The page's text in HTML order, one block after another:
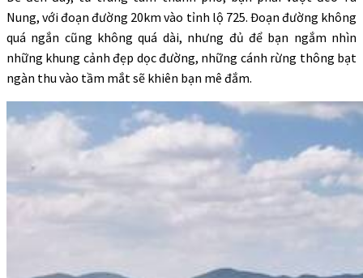
Nung, với đoạn đường 20km vào tỉnh lộ 725. Đoạn đường không
quá ngắn cũng không quá dài, nhưng đủ để bạn ngắm nhìn
những khung cảnh đẹp dọc đường, những cánh rừng thông bạt
ngàn thu vào tầm mắt sẽ khiên bạn mê đắm.